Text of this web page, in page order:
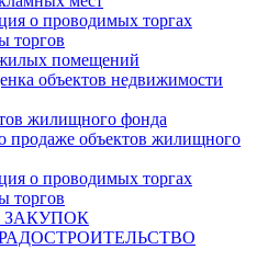
о проводимых торгах
торгов
помещений
объектов недвижимости
жилищного фонда
продаже объектов жилищного
о проводимых торгах
торгов